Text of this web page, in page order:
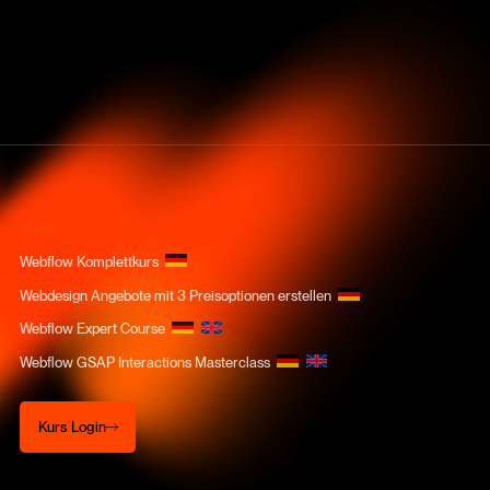
Webflow Komplettkurs
Webdesign Angebote mit 3 Preisoptionen erstellen
Webflow Expert Course
Webflow GSAP Interactions Masterclass
Kurs Login
Kurs Login